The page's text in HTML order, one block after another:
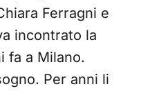
Ferragni e
incontrato la
fa a Milano.
Per anni li